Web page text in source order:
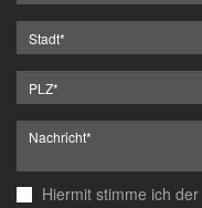
Hiermit stimme ich der